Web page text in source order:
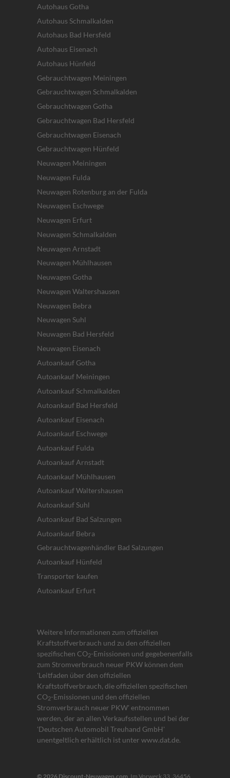
Autohaus Gotha
Autohaus Schmalkalden
Autohaus Bad Hersfeld
Autohaus Eisenach
Autohaus Hünfeld
Gebrauchtwagen Meiningen
Gebrauchtwagen Schmalkalden
Gebrauchtwagen Gotha
Gebrauchtwagen Bad Hersfeld
Gebrauchtwagen Eisenach
Gebrauchtwagen Hünfeld
Neuwagen Meiningen
Neuwagen Fulda
Neuwagen Rotenburg an der Fulda
Neuwagen Eschwege
Neuwagen Erfurt
Neuwagen Schmalkalden
Neuwagen Arnstadt
Neuwagen Mühlhausen
Neuwagen Gotha
Neuwagen Waltershausen
Neuwagen Bebra
Neuwagen Suhl
Neuwagen Bad Hersfeld
Neuwagen Eisenach
Autoankauf Gotha
Autoankauf Meiningen
Autoankauf Schmalkalden
Autoankauf Bad Hersfeld
Autoankauf Eisenach
Autoankauf Eschwege
Autoankauf Fulda
Autoankauf Arnstadt
Autoankauf Mühlhausen
Autoankauf Waltershausen
Autoankauf Suhl
Autoankauf Bad Salzungen
Autoankauf Bebra
Gebrauchtwagenhändler Bad Salzungen
Autoankauf Hünfeld
Transporter kaufen
Autoankauf Erfurt
Weitere Informationen zum offiziellen
Kraftstoffverbrauch und zu den offiziellen
spezifischen CO2-Emissionen und gegebenenfalls
zum Stromverbrauch neuer PKW können dem
'Leitfaden über den offiziellen
Kraftstoffverbrauch, die offiziellen spezifischen
CO2-Emissionen und den offiziellen
Stromverbrauch neuer PKW' entnommen
werden, der an allen Verkaufsstellen und bei der
'Deutschen Automobil Treuhand GmbH'
unentgeltlich erhältlich ist unter www.dat.de.
© 2026 Discount-Neuwagen.com Im Vorwerk 33 36456